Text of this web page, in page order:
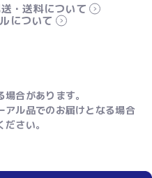
・送料について
について
合があります。
アル品でのお届けとなる場合
さい。